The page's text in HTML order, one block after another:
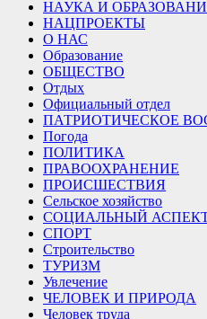
НАУКА И
НАЦПРОЕКТЫ
О НАС
Образование
ОБЩЕСТВО
Отдых
Официальный отдел
ПАТРИОТИЧЕСКОЕ
Погода
ПОЛИТИКА
ПРАВООХРАНЕНИЕ
ПРОИСШЕСТВИЯ
Сельское хозяйство
СОЦИАЛЬНЫЙ
СПОРТ
Строительство
ТУРИЗМ
Увлечение
ЧЕЛОВЕК И ПРИРОДА
Человек труда